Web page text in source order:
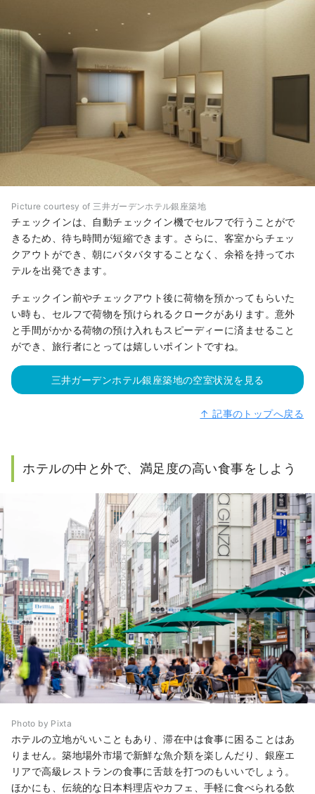
Picture courtesy of 三井ガーデンホテル銀座築地
チェックインは、自動チェックイン機でセルフで行うことがで
きるため、待ち時間が短縮できます。さらに、客室からチェッ
クアウトができ、朝にバタバタすることなく、余裕を持ってホ
テルを出発できます。
チェックイン前やチェックアウト後に荷物を預かってもらいた
い時も、セルフで荷物を預けられるクロークがあります。意外
と手間がかかる荷物の預け入れもスピーディーに済ませること
ができ、旅行者にとっては嬉しいポイントですね。
三井ガーデンホテル銀座築地の空室状況を見る
↑ 記事のトップへ戻る
ホテルの中と外で、満足度の高い食事をしよう
Photo by Pixta
ホテルの立地がいいこともあり、滞在中は食事に困ることはあ
りません。築地場外市場で新鮮な魚介類を楽しんだり、銀座エ
リアで高級レストランの食事に舌鼓を打つのもいいでしょう。
ほかにも、伝統的な日本料理店やカフェ、手軽に食べられる飲